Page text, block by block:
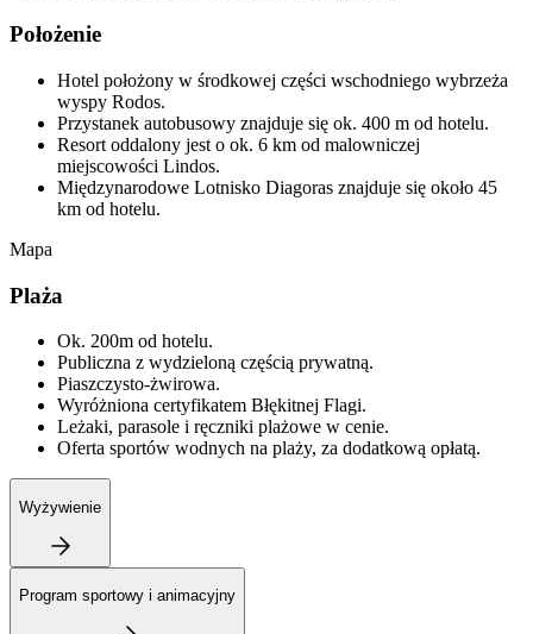
Położenie
Hotel położony w środkowej części wschodniego wybrzeża
wyspy Rodos.
Przystanek autobusowy znajduje się ok. 400 m od hotelu.
Resort oddalony jest o ok. 6 km od malowniczej
miejscowości Lindos.
Międzynarodowe Lotnisko Diagoras znajduje się około 45
km od hotelu.
Mapa
Plaża
Ok. 200m od hotelu.
Publiczna z wydzieloną częścią prywatną.
Piaszczysto-żwirowa.
Wyróżniona certyfikatem Błękitnej Flagi.
Leżaki, parasole i ręczniki plażowe w cenie.
Oferta sportów wodnych na plaży, za dodatkową opłatą.
Wyżywienie
Program sportowy i animacyjny